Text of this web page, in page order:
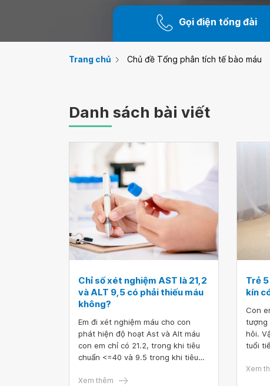
Gọi điện tổng đài
Trang chủ Chủ đề Tổng phân tích tế bào máu
Danh sách bài viết
Chỉ số xét nghiệm AST là 21,2
và ALT 9,5 có phải thiếu máu
không?
Em đi xét nghiệm máu cho con
phát hiện độ hoạt Ast và Alt máu
con em chỉ có 21.2, trong khi tiêu
chuẩn <=40 và 9.5 trong khi tiêu
chỉ số xét nghiệm AST là 21,2 và
Xem thêm
Trẻ
kín
Con
tượng
hôi.
tuổi
khám
Xem